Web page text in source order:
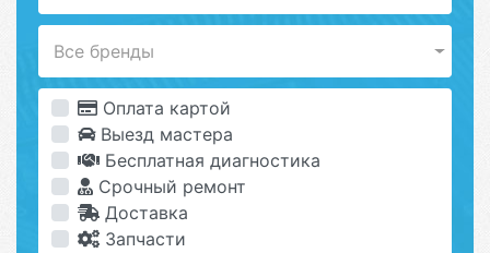
Все бренды
Оплата картой
Выезд мастера
Бесплатная диагностика
Срочный ремонт
Доставка
Запчасти